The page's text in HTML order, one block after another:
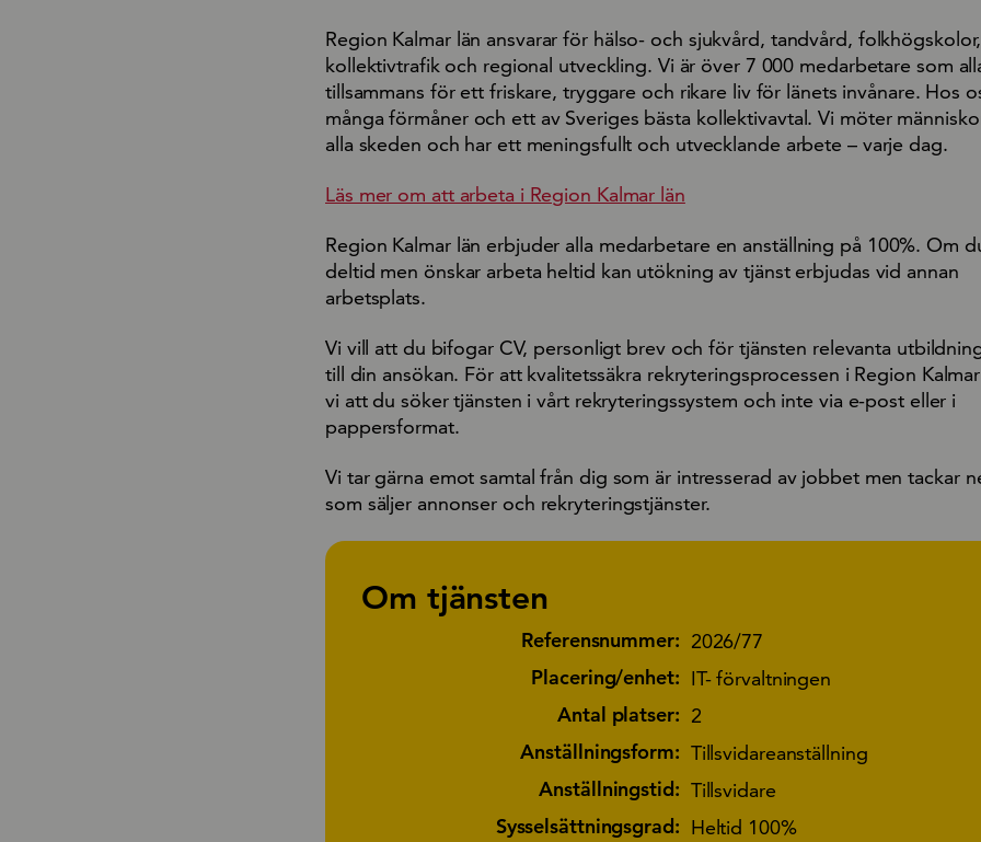
Region Kalmar län ansvarar för hälso- och sjukvård, tandvård,
kollektivtrafik och regional utveckling. Vi är över 7 000 medarbetare som
tillsammans för ett friskare, tryggare och rikare liv för länets invånare. Hos
många förmåner och ett av Sveriges bästa kollektivavtal. Vi möter
alla skeden och har ett meningsfullt och utvecklande arbete – varje dag.
Läs mer om att arbeta i Region Kalmar län
Region Kalmar län erbjuder alla medarbetare en anställning på 100%. Om
deltid men önskar arbeta heltid kan utökning av tjänst erbjudas vid annan
arbetsplats.
Vi vill att du bifogar CV, personligt brev och för tjänsten relevanta
till din ansökan. För att kvalitetssäkra rekryteringsprocessen i Region
vi att du söker tjänsten i vårt rekryteringssystem och inte via e-post eller i
pappersformat.
Vi tar gärna emot samtal från dig som är intresserad av jobbet men tackar
som säljer annonser och rekryteringstjänster.
Om tjänsten
Referensnummer: 2026/77
Placering/enhet: IT- förvaltningen
Antal platser: 2
Anställningsform: Tillsvidareanställning
Anställningstid: Tillsvidare
Sysselsättningsgrad: Heltid 100%